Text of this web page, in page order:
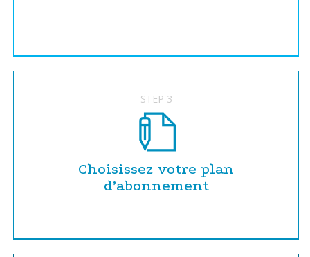
STEP 3
Choisissez votre plan
d’abonnement